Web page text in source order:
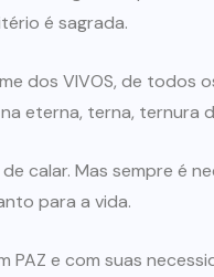
é sagrada.
dos VIVOS, de todos
eterna, terna, ternura
calar. Mas sempre é
para a vida.
e com suas